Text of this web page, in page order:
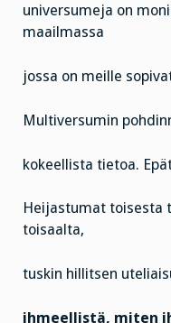
universumeja on
maailmassa
jossa on meille
Multiversumin
kokeellista tietoa.
Heijastumat toisesta
toisaalta,
tuskin hillitsen
ihmeellistä, miten